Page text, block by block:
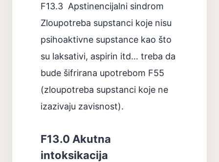
F13.3 Apstinencijalni sindrom
Zloupotreba supstanci koje nisu
psihoaktivne supstance kao što
su laksativi, aspirin itd… treba da
bude šifrirana upotrebom F55
(zloupotreba supstanci koje ne
izazivaju zavisnost).
F13.0 Akutna
intoksikacija